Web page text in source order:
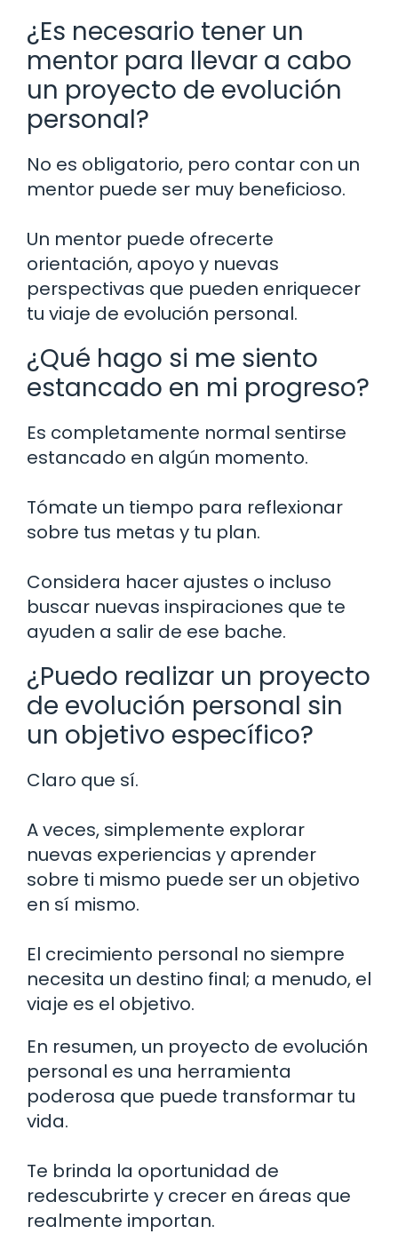
¿Es necesario tener un
mentor para llevar a cabo
un proyecto de evolución
personal?
No es obligatorio, pero contar con un
mentor puede ser muy beneficioso.
Un mentor puede ofrecerte
orientación, apoyo y nuevas
perspectivas que pueden enriquecer
tu viaje de evolución personal.
¿Qué hago si me siento
estancado en mi progreso?
Es completamente normal sentirse
estancado en algún momento.
Tómate un tiempo para reflexionar
sobre tus metas y tu plan.
Considera hacer ajustes o incluso
buscar nuevas inspiraciones que te
ayuden a salir de ese bache.
¿Puedo realizar un proyecto
de evolución personal sin
un objetivo específico?
Claro que sí.
A veces, simplemente explorar
nuevas experiencias y aprender
sobre ti mismo puede ser un objetivo
en sí mismo.
El crecimiento personal no siempre
necesita un destino final; a menudo, el
viaje es el objetivo.
En resumen, un proyecto de evolución
personal es una herramienta
poderosa que puede transformar tu
vida.
Te brinda la oportunidad de
redescubrirte y crecer en áreas que
realmente importan.